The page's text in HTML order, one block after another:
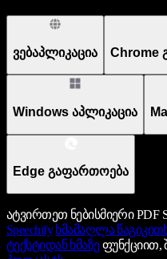
ვებაპლიკაცია Chrome
Windows აპლიკაცია
Edge გაფართოება
ატვირთეთ ნებისმიერი PDF
Speechify ხმამაღლა
ტექსტიდან ხმაზეფუნქციით,